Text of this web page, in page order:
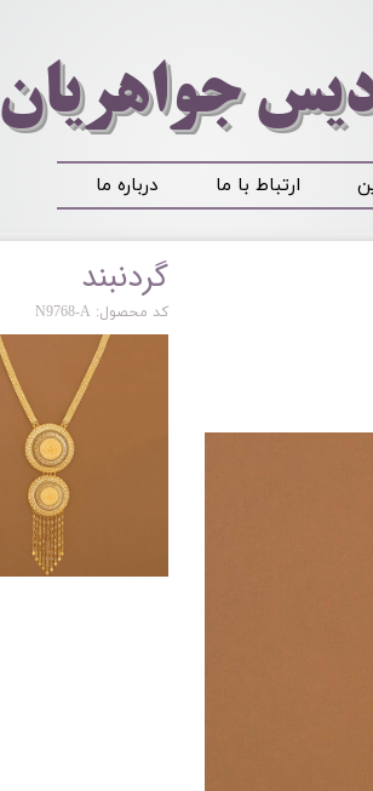
ارتباط با ما درباره ما
جواهریان
گردنبند
کد محصول: N9768-A